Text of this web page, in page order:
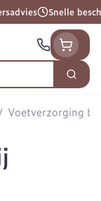
Snelle
Zoek
/ Voetverzorging